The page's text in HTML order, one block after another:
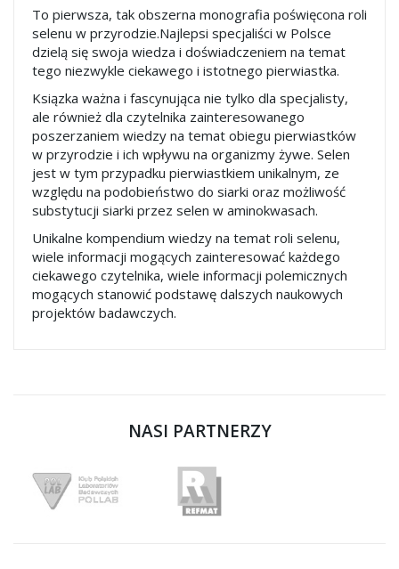
To pierwsza, tak obszerna monografia poświęcona roli
selenu w przyrodzie.Najlepsi specjaliści w Polsce
dzielą się swoja wiedza i doświadczeniem na temat
tego niezwykle ciekawego i istotnego pierwiastka.
Ksiązka ważna i fascynująca nie tylko dla specjalisty,
ale również dla czytelnika zainteresowanego
poszerzaniem wiedzy na temat obiegu pierwiastków
w przyrodzie i ich wpływu na organizmy żywe. Selen
jest w tym przypadku pierwiastkiem unikalnym, ze
względu na podobieństwo do siarki oraz możliwość
substytucji siarki przez selen w aminokwasach.
Unikalne kompendium wiedzy na temat roli selenu,
wiele informacji mogących zainteresować każdego
ciekawego czytelnika, wiele informacji polemicznych
mogących stanowić podstawę dalszych naukowych
projektów badawczych.
NASI PARTNERZY